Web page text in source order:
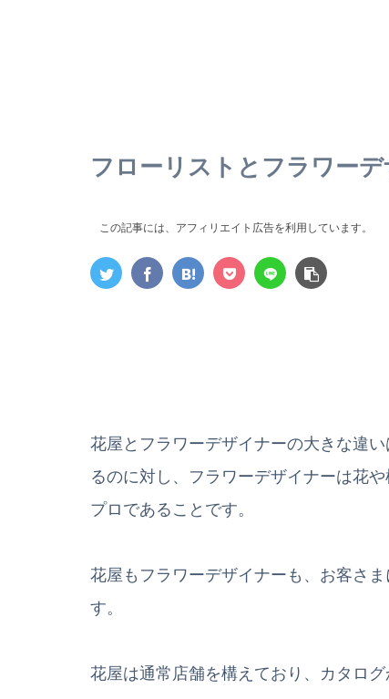
フローリストとフラワー
この記事には、アフィリエイト広告を利用しています。
花屋とフラワーデザイナーの大きな違
るのに対し、フラワーデザイナーは花
プロであることです。
花屋もフラワーデザイナーも、お客さ
す。
花屋は通常店舗を構えており、カタロ